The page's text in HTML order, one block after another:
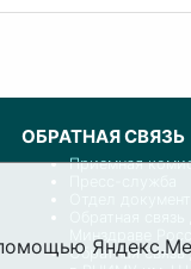
ОБРАТНАЯ СВЯЗЬ
Приемная
Отдел
Обратная
Минздраве
Обратная